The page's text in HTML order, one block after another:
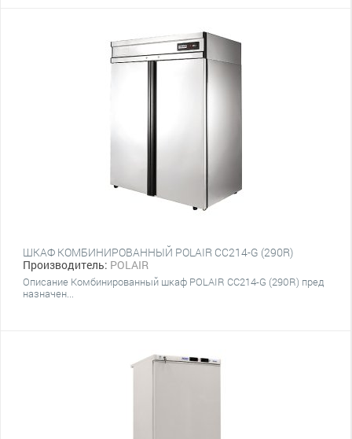
ШКАФ КОМБИНИРОВАННЫЙ POLAIR CC214-G (290R)
Производитель: POLAIR
Описание Комбинированный шкаф POLAIR CC214-G (290R) пред
назначен...